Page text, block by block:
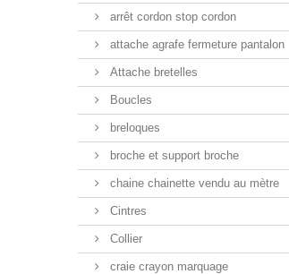
arrêt cordon stop cordon
attache agrafe fermeture pantalon
Attache bretelles
Boucles
breloques
broche et support broche
chaine chainette vendu au mètre
Cintres
Collier
craie crayon marquage